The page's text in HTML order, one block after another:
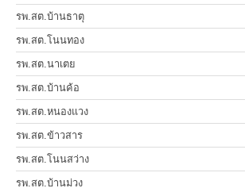
รพ.สต.บ้านธาตุ
รพ.สต.โนนทอง
รพ.สต.นาเตย
รพ.สต.บ้านค้อ
รพ.สต.หนองแวง
รพ.สต.ข้าวสาร
รพ.สต.โนนสว่าง
รพ.สต.บ้านม่วง